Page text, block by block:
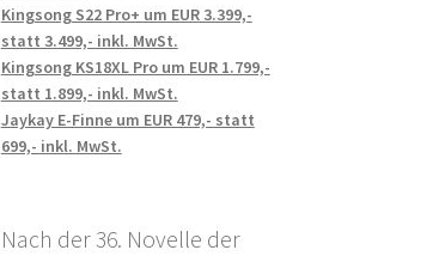
Kingsong S22 Pro+ um EUR 3.399,-
statt 3.499,- inkl. MwSt.
Kingsong KS18XL Pro um EUR 1.799,-
statt 1.899,- inkl. MwSt.
Jaykay E-Finne um EUR 479,- statt
699,- inkl. MwSt.
Nach der 36. Novelle der